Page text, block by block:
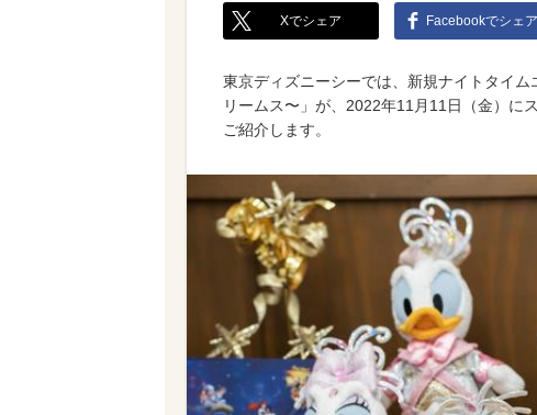
Xでシェア Facebookでシェア
東京ディズニーシーでは、新規ナイトタイ
リームス〜」が、2022年11月11日（金）に
ご紹介します。